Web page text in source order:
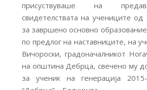
присуствуваше на
свидетелствата на учениците
за завршено основно
по предлог на наставниците, на
Вичороски, градоначалникот
на општина Дебрца, свечено му
за ученик на генерација